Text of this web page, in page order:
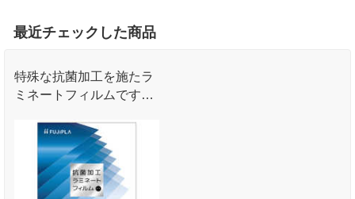
最近チェックした商品
特殊な抗菌加工を施たラ
ミネートフィルムです｡
ングで菌の増殖を抑制し
ます｡